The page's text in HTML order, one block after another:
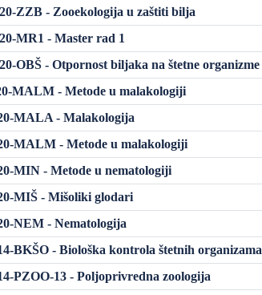
ZZB - Zooekologija u zaštiti bilja
MR1 - Master rad 1
OBŠ - Otpornost biljaka na štetne organizme
MALM - Metode u malakologiji
MALA - Malakologija
MALM - Metode u malakologiji
MIN - Metode u nematologiji
MIŠ - Mišoliki glodari
NEM - Nematologija
BKŠO - Biološka kontrola štetnih organizama
PZOO-13 - Poljoprivredna zoologija